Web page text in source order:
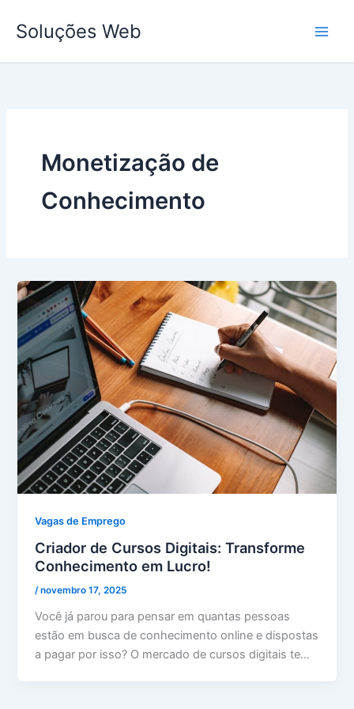
para
conteúdo
Soluções Web
Monetização de
Conhecimento
Vagas de Emprego
Criador de Cursos Digitais: Transforme
Conhecimento em Lucro!
/novembro 17, 2025
Você já parou para pensar em quantas pessoas
estão em busca de conhecimento online e dispostas
a pagar por isso? O mercado de cursos digitais te…